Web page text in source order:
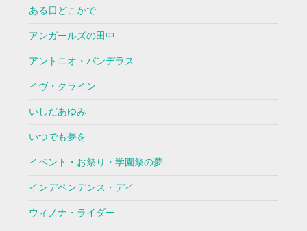
ある日どこかで
アンガールズの田中
アントニオ・バンデラス
イヴ・クライン
いしだあゆみ
いつでも夢を
イベント・お祭り・学園祭の夢
インデペンデンス・デイ
ウィノナ・ライダー